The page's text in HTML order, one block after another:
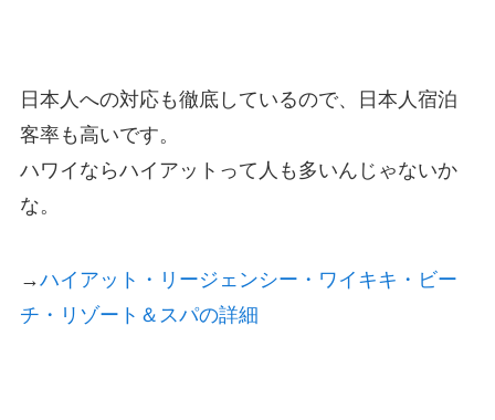
日本人への対応も徹底しているので、日本人宿泊
客率も高いです。
ハワイならハイアットって人も多いんじゃないか
な。
→ハイアット・リージェンシー・ワイキキ・ビー
チ・リゾート＆スパの詳細